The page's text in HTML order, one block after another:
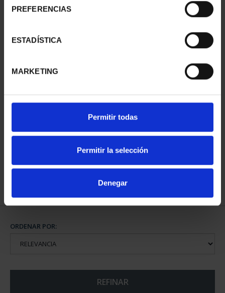
PREFERENCIAS
ESTADÍSTICA
MARKETING
Permitir todas
Permitir la selección
Denegar
VCºVTA.MNDO
ORDENAR POR:
REFINAR